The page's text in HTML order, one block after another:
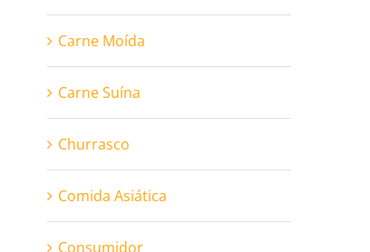
Carne Moída
Carne Suína
Churrasco
Comida Asiática
Consumidor